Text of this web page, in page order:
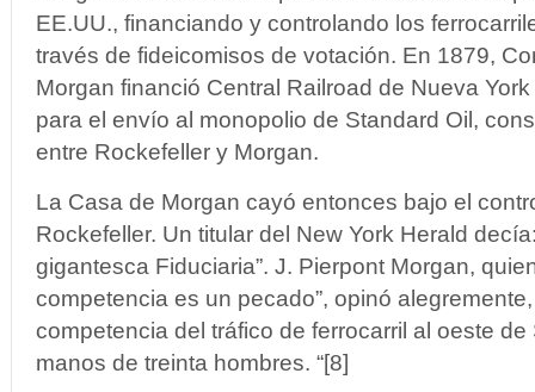
EE.UU., financiando y controlando los
través de fideicomisos de votación. En 1879,
Morgan financió Central Railroad de Nueva
para el envío al monopolio de Standard Oil,
entre Rockefeller y Morgan.
La Casa de Morgan cayó entonces bajo el
Rockefeller. Un titular del New York Herald
gigantesca Fiduciaria”. J. Pierpont Morgan,
competencia es un pecado”, opinó alegremente,
competencia del tráfico de ferrocarril al oeste
manos de treinta hombres. “[8]